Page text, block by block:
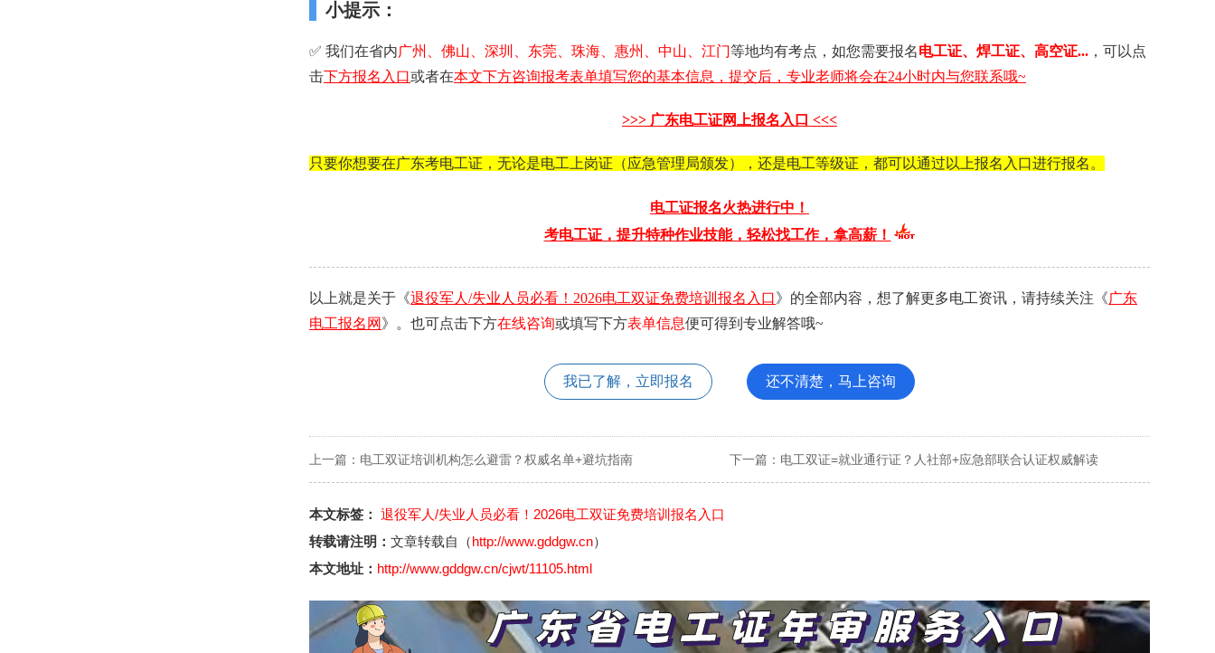
小提示：
✅ 我们在省内广州、佛山、深圳、东莞、珠海、惠州、中山、江门等地均有考点，如您需要 报名电工证 、 焊工证 、 高空证... ，可以点
击下方报名入口或者在本文下方咨询报考表单填写您的基本信息，提交后，专业老师将会在24小时内与您联系哦~
>>> 广东电工证网上报名入口 <<<
只要你想要在广东考电工证，无论是电工上岗证（应急管理局颁发），还是电工等级证，都可以通过以上报名入口进行报名。
电工证报名火热进行中！
考电工证，提升特种作业技能，轻松找工作，拿高薪！
以上就是关于《退役军人/失业人员必看！2026电工双证免费培训报名入口》的全部内容，想了解更多电工资讯，请持续关注《广东
电工报名网 》。也可点击下方在线咨询或填写下方表单信息便可得到专业解答哦~
我已了解，立即报名 还不清楚，马上咨询
上一篇： 电工双证培训机构怎么避雷？权威名单+避坑指南 下一篇： 电工双证=就业通行证？人社部+应急部联合认证权威解读
本文标签： 退役军人/失业人员必看！2026电工双证免费培训报名入口
转载请注明： 文章转载自（http://www.gddgw.cn）
本文地址： http://www.gddgw.cn/cjwt/11105.html